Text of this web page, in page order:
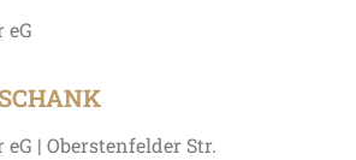
| Oberstenfelder Str.